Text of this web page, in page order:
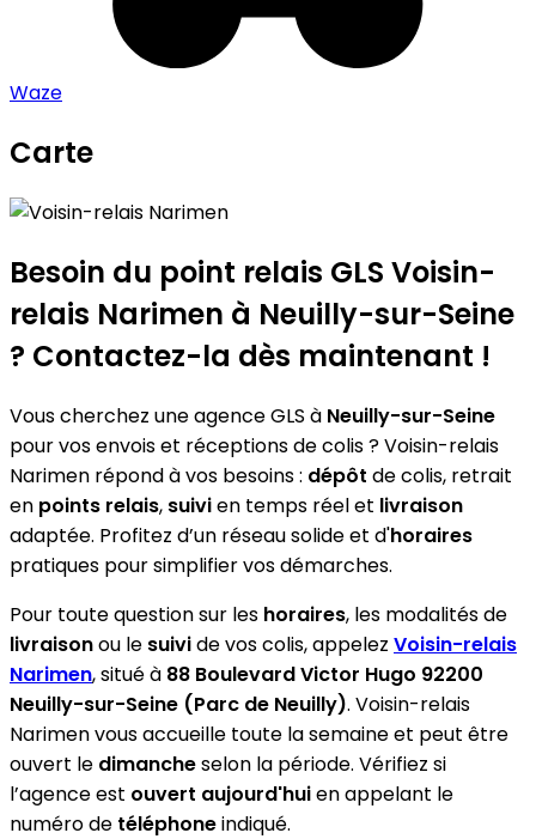
Waze
Carte
Voisin-relais Narimen
+
−
Besoin du point relais GLS Voisin-
relais Narimen à Neuilly-sur-Seine
? Contactez-la dès maintenant !
Vous cherchez une agence GLS à Neuilly-sur-Seine
pour vos envois et réceptions de colis ? Voisin-relais
Narimen répond à vos besoins : dépôt de colis, retrait
en points relais, suivien temps réel et livraison
adaptée. Profitez d’un réseau solide et d'horaires
pratiques pour simplifier vos démarches.
Pour toute question sur les horaires, les modalités de
livraisonou le suivide vos colis, appelez Voisin-relais
Narimen, situé à 88 Boulevard Victor Hugo 92200
Neuilly-sur-Seine (Parc de Neuilly). Voisin-relais
Narimen vous accueille toute la semaine et peut être
ouvert le dimancheselon la période. Vérifiez si
l’agence est ouvert aujourd'huien appelant le
numéro de téléphoneindiqué.